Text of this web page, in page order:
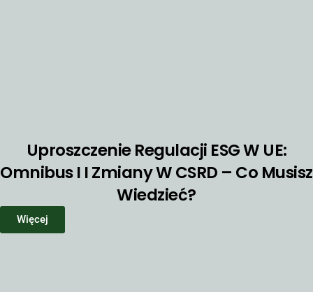
Uproszczenie Regulacji ESG W UE:
Omnibus I I Zmiany W CSRD – Co Musisz
Wiedzieć?
Więcej